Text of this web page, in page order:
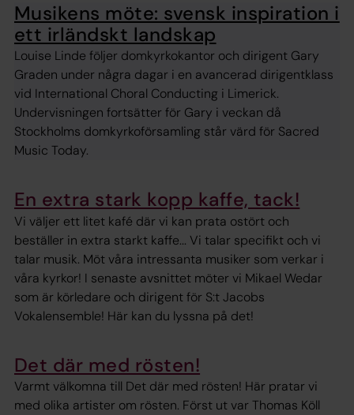
Musikens möte: svensk inspiration i
ett irländskt landskap
Louise Linde följer domkyrkokantor och dirigent Gary
Graden under några dagar i en avancerad dirigentklass
vid International Choral Conducting i Limerick.
Undervisningen fortsätter för Gary i veckan då
Stockholms domkyrkoförsamling står värd för Sacred
Music Today.
En extra stark kopp kaffe, tack!
Vi väljer ett litet kafé där vi kan prata ostört och
beställer in extra starkt kaffe... Vi talar specifikt och vi
talar musik. Möt våra intressanta musiker som verkar i
våra kyrkor! I senaste avsnittet möter vi Mikael Wedar
som är körledare och dirigent för S:t Jacobs
Vokalensemble! Här kan du lyssna på det!
Det där med rösten!
Varmt välkomna till Det där med rösten! Här pratar vi
med olika artister om rösten. Först ut var Thomas Köll